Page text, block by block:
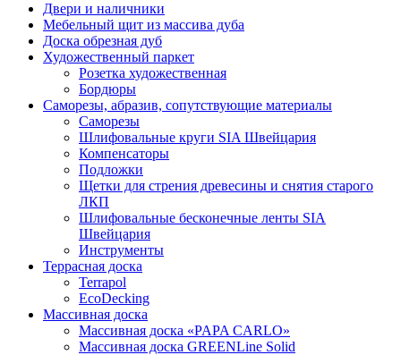
Двери и наличники
Мебельный щит из массива дуба
Доска обрезная дуб
Художественный паркет
Розетка художественная
Бордюры
Саморезы, абразив, сопутствующие материалы
Саморезы
Шлифовальные круги SIA Швейцария
Компенсаторы
Подложки
Щетки для стрения древесины и снятия старого
ЛКП
Шлифовальные бесконечные ленты SIA
Швейцария
Инструменты
Террасная доска
Terrapol
EcoDecking
Массивная доска
Массивная доска «PAPA CARLO»
Массивная доска GREENLine Solid